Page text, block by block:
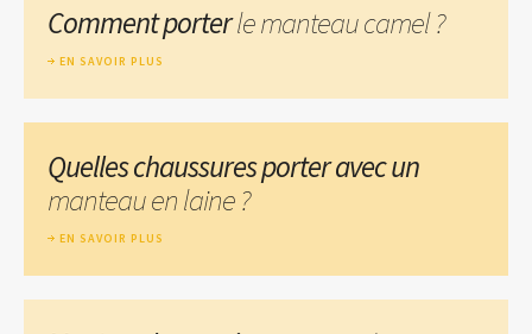
Comment porterle manteau camel ?
EN SAVOIR PLUS
Quelles chaussures porter avec un
manteau en laine ?
EN SAVOIR PLUS